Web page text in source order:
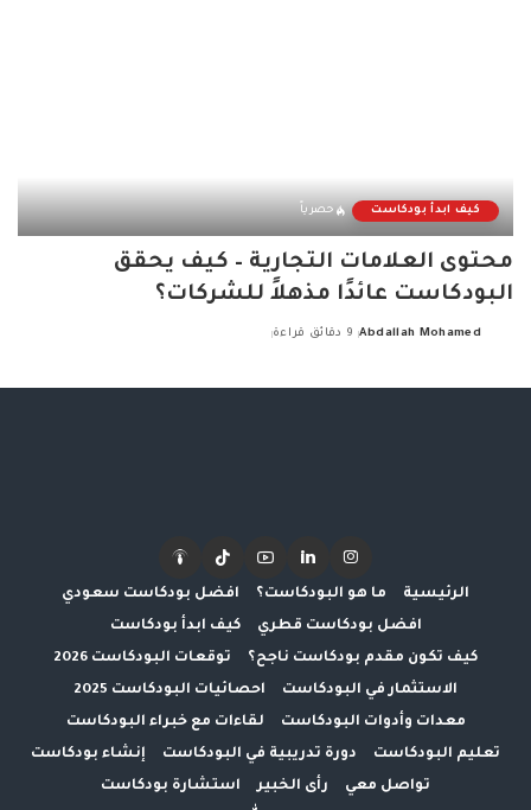
كيف ابدأ بودكاست حصرياً
محتوى العلامات التجارية – كيف يحقق
البودكاست عائدًا مذهلاً للشركات؟
Abdallah Mohamed 9 دقائق قراءة
الرئيسية ما هو البودكاست؟
افضل بودكاست سعودي
افضل بودكاست قطري
كيف ابدأ بودكاست
كيف تكون مقدم بودكاست ناجح؟
توقعات البودكاست 2026
الاستثمار في البودكاست
احصائيات البودكاست 2025
معدات وأدوات البودكاست
لقاءات مع خبراء البودكاست
تعليم البودكاست
دورة تدريبية في البودكاست
إنشاء بودكاست
تواصل معي
رأى الخبير
استشارة بودكاست